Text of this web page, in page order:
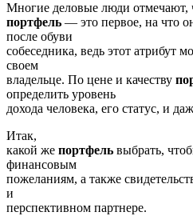
Многие деловые люди отмечают,
портфель — это первое, на что
после обуви
собеседника, ведь этот атрибут
своем
владельце. По цене и качеству
определить уровень
дохода человека, его статус, и
Итак,
какой же портфель выбрать,
финансовым
пожеланиям, а также
и
перспективном партнере.